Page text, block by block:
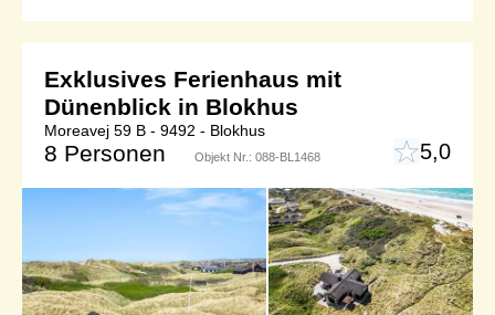
Exklusives Ferienhaus mit
Dünenblick in Blokhus
Moreavej 59 B - 9492 - Blokhus
8 Personen Objekt Nr.: 088-BL1468 5,0